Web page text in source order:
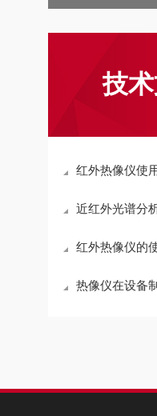
技
红外热像仪使用
近红外光谱分
红外热像仪的
热像仪在设备